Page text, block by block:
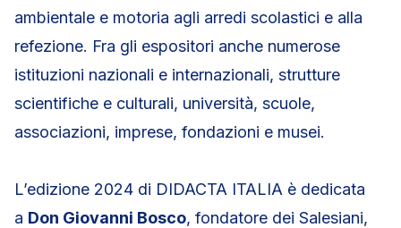
ambientale e motoria agli arredi scolastici e alla
refezione. Fra gli espositori anche numerose
istituzioni nazionali e internazionali, strutture
scientifiche e culturali, università, scuole,
associazioni, imprese, fondazioni e musei.
L’edizione 2024 di DIDACTA ITALIA è dedicata
a Don Giovanni Bosco, fondatore dei Salesiani,